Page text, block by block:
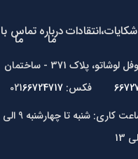
شکایات،انتقاداتدرباره
ما تماس با
ما
آدرس: تهران، خیابان حافظ، بعد از تقاطع نوفل لوشاتو، پلاک 371 - ساختمان
فکس: 021 66724717
پست الکترونیک: Info @ Ertebat.Co ساعت کاری: شنبه تا چهارشنبه 9 الی